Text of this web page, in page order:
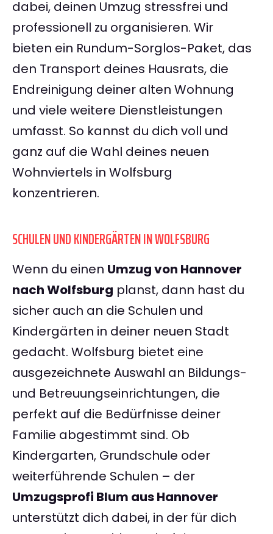
dabei, deinen Umzug stressfrei und
professionell zu organisieren. Wir
bieten ein Rundum-Sorglos-Paket, das
den Transport deines Hausrats, die
Endreinigung deiner alten Wohnung
und viele weitere Dienstleistungen
umfasst. So kannst du dich voll und
ganz auf die Wahl deines neuen
Wohnviertels in Wolfsburg
konzentrieren.
SCHULEN UND KINDERGÄRTEN IN WOLFSBURG
Wenn du einen Umzug von Hannover
nach Wolfsburg planst, dann hast du
sicher auch an die Schulen und
Kindergärten in deiner neuen Stadt
gedacht. Wolfsburg bietet eine
ausgezeichnete Auswahl an Bildungs-
und Betreuungseinrichtungen, die
perfekt auf die Bedürfnisse deiner
Familie abgestimmt sind. Ob
Kindergarten, Grundschule oder
weiterführende Schulen – der
Umzugsprofi Blum aus Hannover
unterstützt dich dabei, in der für dich